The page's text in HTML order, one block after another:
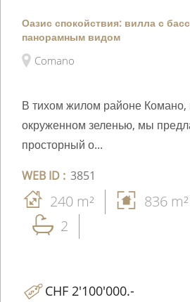
Оазис спокойствия: вилла с
панорамным видом
Comano
В тихом жилом районе Комано,
окруженном зеленью, мы
просторный о...
WEB ID : 3851
240 m² 836 m²
2
CHF 2'100'000.-